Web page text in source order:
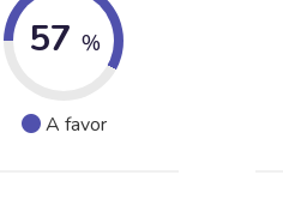
57 %
A favor